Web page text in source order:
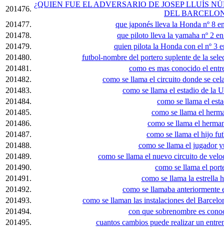
201476.
¿QUIEN FUE EL ADVERSARIO DE JOSEP LLUÍS
DEL
201477.
que japonés lleva la Honda nº 8
201478.
que piloto lleva la yamaha nº 2
201479.
quien pilota la Honda con el nº 3
201480.
futbol-nombre del portero suplente de la
201481.
como es mas conocido el
201482.
como se llama el circuito donde se
201483.
como se llama el estadio de la
201484.
como se llama el
201485.
como se llama el
201486.
como se llama el
201487.
como se llama el hijo
201488.
como se llama el jugador
201489.
como se llama el nuevo circuito de
201490.
como se llama el
201491.
como se llama la estrella
201492.
como se llamaba anteriormente
201493.
como se llaman las instalaciones del
201494.
con que sobrenombre es
201495.
cuantos cambios puede realizar un